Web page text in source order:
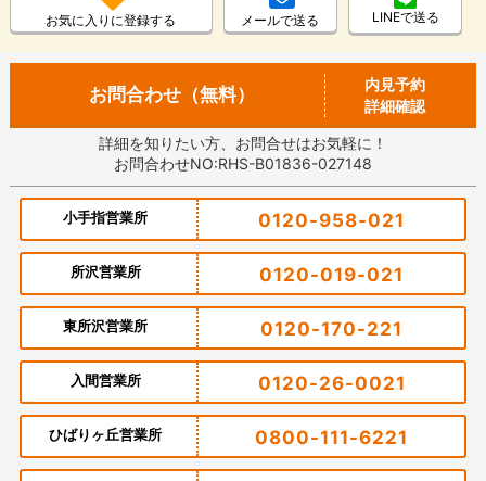
お気に入りに登録する メールで送る LINEで送る
お問合わせ（無料）
内見予約
詳細確認
詳細を知りたい方、お問合せはお気軽に！
お問合わせNO:RHS-B01836-027148
小手指営業所 0120-958-021
所沢営業所 0120-019-021
東所沢営業所 0120-170-221
入間営業所 0120-26-0021
ひばりヶ丘営業所 0800-111-6221